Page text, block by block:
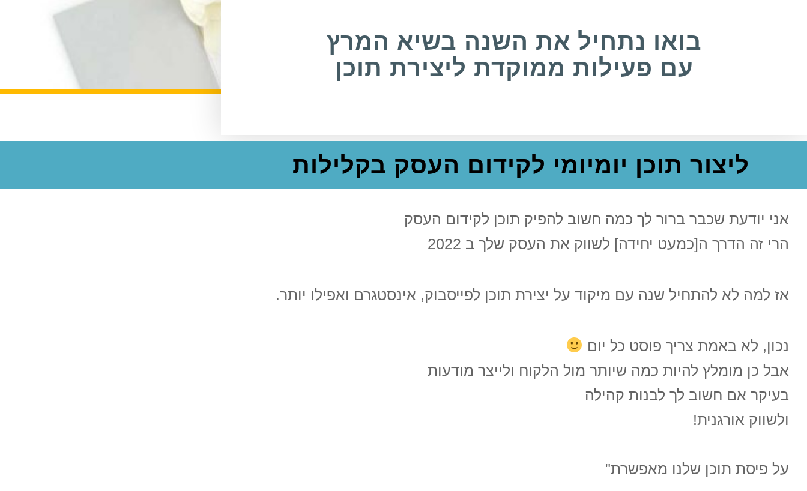
בואו נתחיל את השנה בשיא המרץ
עם פעילות ממוקדת ליצירת תוכן
ליצור תוכן יומיומי לקידום העסק בקלילות
אני יודעת שכבר ברור לך כמה חשוב להפיק תוכן לקידום העסק
הרי זה הדרך ה[כמעט יחידה] לשווק את העסק שלך ב 2022
אז למה לא להתחיל שנה עם מיקוד על יצירת תוכן לפייסבוק, אינסטגרם ואפילו יותר.
נכון, לא באמת צריך פוסט כל יום
אבל כן מומלץ להיות כמה שיותר מול הלקוח ולייצר מודעות
בעיקר אם חשוב לך לבנות קהילה
ולשווק אורגנית!
על פיסת תוכן שלנו מאפשרת"